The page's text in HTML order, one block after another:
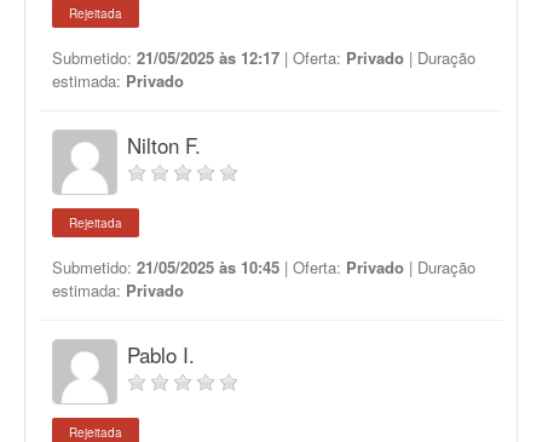
Rejeitada
Submetido: 21/05/2025 às 12:17 | Oferta: Privado | Duração
estimada: Privado
Nilton F.
Rejeitada
Submetido: 21/05/2025 às 10:45 | Oferta: Privado | Duração
estimada: Privado
Pablo I.
Rejeitada